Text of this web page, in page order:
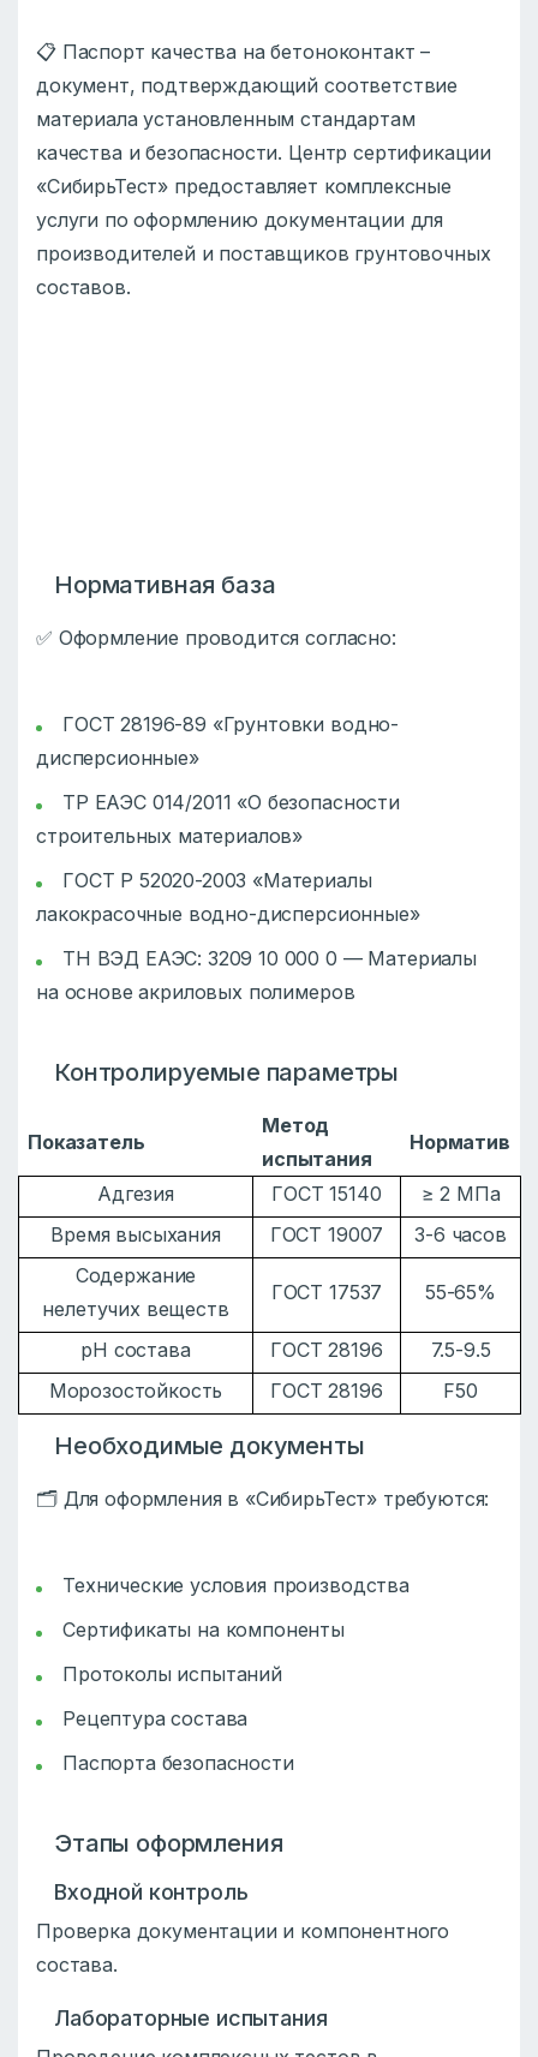
📋 Паспорт качества на бетоноконтакт –
документ, подтверждающий соответствие
материала установленным стандартам
качества и безопасности. Центр сертификации
«СибирьТест» предоставляет комплексные
услуги по оформлению документации для
производителей и поставщиков грунтовочных
составов.
Нормативная база
✅ Оформление проводится согласно:
ГОСТ 28196-89 «Грунтовки водно-
дисперсионные»
ТР ЕАЭС 014/2011 «О безопасности
строительных материалов»
ГОСТ Р 52020-2003 «Материалы
лакокрасочные водно-дисперсионные»
ТН ВЭД ЕАЭС: 3209 10 000 0 — Материалы
на основе акриловых полимеров
Контролируемые параметры
Показатель
Метод
испытания
Норматив
Адгезия ГОСТ 15140
≥ 2 МПа
Время высыхания
ГОСТ 19007
3-6 часов
Содержание
нелетучих веществ
ГОСТ 17537 55-65%
рН состава ГОСТ 28196
7.5-9.5
Морозостойкость
ГОСТ 28196 F50
Необходимые документы
🗂️ Для оформления в «СибирьТест» требуются:
Технические условия производства
Сертификаты на компоненты
Протоколы испытаний
Рецептура состава
Паспорта безопасности
Этапы оформления
Входной контроль
Проверка документации и компонентного
состава.
Лабораторные испытания